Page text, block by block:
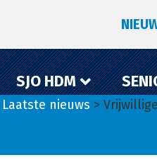
SJO HDM
Laatste nieuws >